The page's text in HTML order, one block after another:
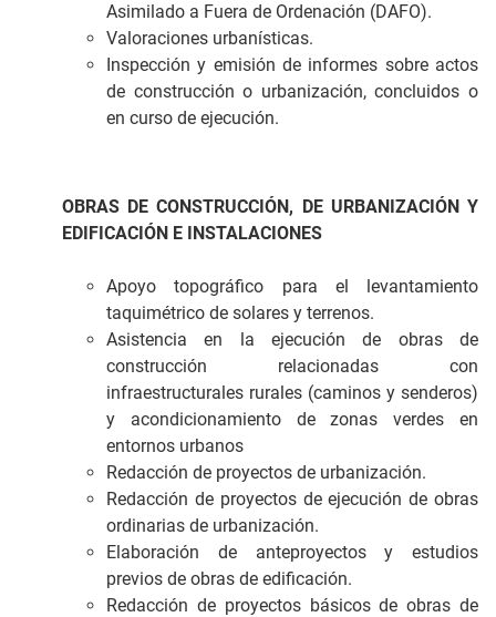
Asimilado a Fuera de Ordenación (DAFO).
Valoraciones urbanísticas.
Inspección y emisión de informes sobre actos
de construcción o urbanización, concluidos o
en curso de ejecución.
OBRAS DE CONSTRUCCIÓN, DE URBANIZACIÓN Y
EDIFICACIÓN E INSTALACIONES
Apoyo topográfico para el levantamiento
taquimétrico de solares y terrenos.
Asistencia en la ejecución de obras de
construcción relacionadas con
infraestructurales rurales (caminos y senderos)
y acondicionamiento de zonas verdes en
entornos urbanos
Redacción de proyectos de urbanización.
Redacción de proyectos de ejecución de obras
ordinarias de urbanización.
Elaboración de anteproyectos y estudios
previos de obras de edificación.
Redacción de proyectos básicos de obras de